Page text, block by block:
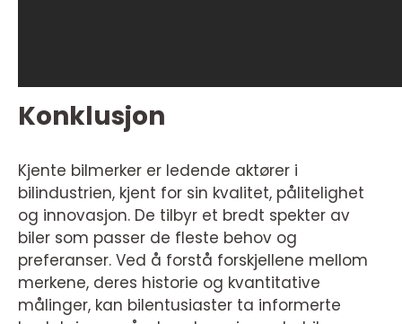
Konklusjon
Kjente bilmerker er ledende aktører i
bilindustrien, kjent for sin kvalitet, pålitelighet
og innovasjon. De tilbyr et bredt spekter av
biler som passer de fleste behov og
preferanser. Ved å forstå forskjellene mellom
merkene, deres historie og kvantitative
målinger, kan bilentusiaster ta informerte